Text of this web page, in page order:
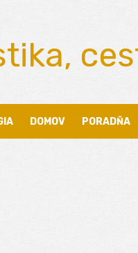
DOMOV PORADŇA